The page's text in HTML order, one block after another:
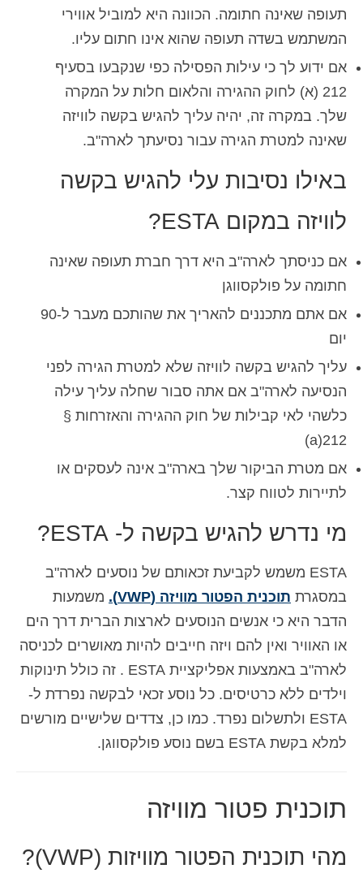
תעופה שאינה חתומה. הכוונה היא למוביל אווירי
המשתמש בשדה תעופה שהוא אינו חתום עליו.
אם ידוע לך כי עילות הפסילה כפי שנקבעו בסעיף
212 (א) לחוק ההגירה והלאום חלות על המקרה
שלך. במקרה זה, יהיה עליך להגיש בקשה לוויזה
שאינה למטרת הגירה עבור נסיעתך לארה"ב.
באילו נסיבות עלי להגיש בקשה
לוויזה במקום ESTA?
אם כניסתך לארה"ב היא דרך חברת תעופה שאינה
חתומה על פולקסווגן
אם אתם מתכננים להאריך את שהותכם מעבר ל-90
יום
עליך להגיש בקשה לוויזה שלא למטרת הגירה לפני
הנסיעה לארה"ב אם אתה סבור שחלה עליך עילה
כלשהי לאי קבילות של חוק ההגירה והאזרחות §
212(a)
אם מטרת הביקור שלך בארה"ב אינה לעסקים או
לתיירות לטווח קצר.
מי נדרש להגיש בקשה ל- ESTA?
ESTA משמש לקביעת זכאותם של נוסעים לארה"ב
במסגרת תוכנית הפטור מוויזה (VWP).
משמעות
הדבר היא כי אנשים הנוסעים לארצות הברית דרך הים
או האוויר ואין להם ויזה חייבים להיות מאושרים לכניסה
לארה"ב באמצעות אפליקציית ESTA . זה כולל תינוקות
וילדים ללא כרטיסים. כל נוסע זכאי לבקשה נפרדת ל-
ESTA ולתשלום נפרד. כמו כן, צדדים שלישיים מורשים
למלא בקשת ESTA בשם נוסע פולקסווגן.
תוכנית פטור מוויזה
מהי תוכנית הפטור מוויזות (VWP)?